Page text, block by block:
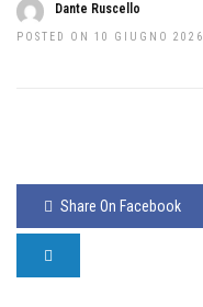
Dante Ruscello
POSTED ON 10 GIUGNO 2026
Share On Facebook